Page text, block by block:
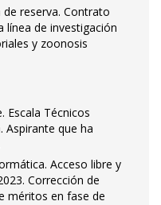
de reserva. Contrato
línea de investigación
y zoonosis
Escala Técnicos
Aspirante que ha
Acceso libre y
Corrección de
méritos en fase de